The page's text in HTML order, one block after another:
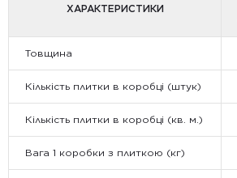
ХАРАКТЕРИСТИКИ
Товщина
Кількість плитки в коробці (штук)
Кількість плитки в коробці (кв. м.)
Вага 1 коробки з плиткою (кг)